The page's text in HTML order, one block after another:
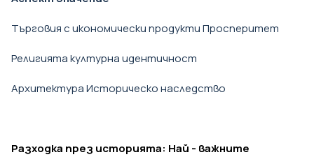
Търговия с икономически продукти Просперитет
Религията културна идентичност
Архитектура Историческо наследство
Разходка през историята: Най - важните